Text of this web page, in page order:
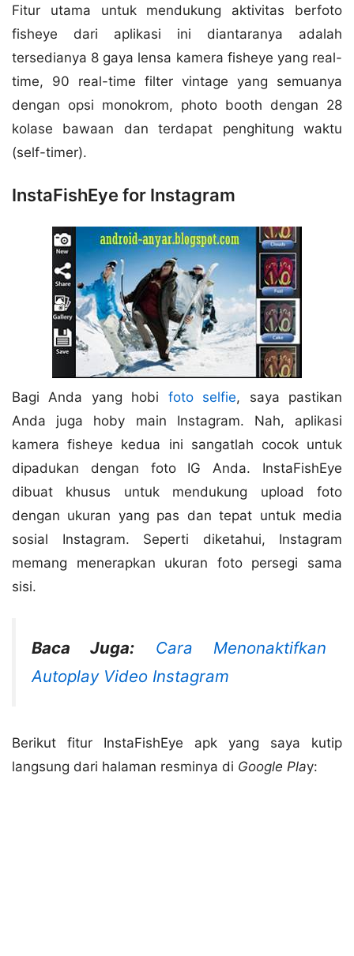
Fitur utama untuk mendukung aktivitas berfoto
fisheye dari aplikasi ini diantaranya adalah
tersedianya 8 gaya lensa kamera fisheye yang real-
time, 90 real-time filter vintage yang semuanya
dengan opsi monokrom, photo booth dengan 28
kolase bawaan dan terdapat penghitung waktu
(self-timer).
InstaFishEye for Instagram
Bagi Anda yang hobi foto selfie, saya pastikan
Anda juga hoby main Instagram. Nah, aplikasi
kamera fisheye kedua ini sangatlah cocok untuk
dipadukan dengan foto IG Anda. InstaFishEye
dibuat khusus untuk mendukung upload foto
dengan ukuran yang pas dan tepat untuk media
sosial Instagram. Seperti diketahui, Instagram
memang menerapkan ukuran foto persegi sama
sisi.
Baca Juga:
Cara Menonaktifkan
Autoplay Video Instagram
Berikut fitur InstaFishEye apk yang saya kutip
langsung dari halaman resminya di Google Play: